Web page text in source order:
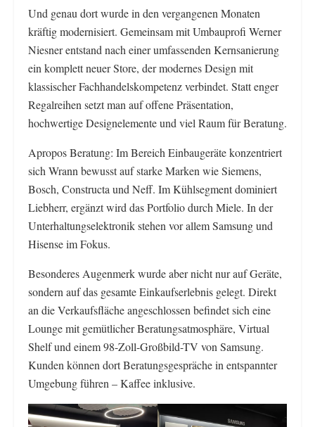
Und genau dort wurde in den vergangenen Monaten
kräftig modernisiert. Gemeinsam mit Umbauprofi Werner
Niesner entstand nach einer umfassenden Kernsanierung
ein komplett neuer Store, der modernes Design mit
klassischer Fachhandelskompetenz verbindet. Statt enger
Regalreihen setzt man auf offene Präsentation,
hochwertige Designelemente und viel Raum für Beratung.
Apropos Beratung: Im Bereich Einbaugeräte konzentriert
sich Wrann bewusst auf starke Marken wie Siemens,
Bosch, Constructa und Neff. Im Kühlsegment dominiert
Liebherr, ergänzt wird das Portfolio durch Miele. In der
Unterhaltungselektronik stehen vor allem Samsung und
Hisense im Fokus.
Besonderes Augenmerk wurde aber nicht nur auf Geräte,
sondern auf das gesamte Einkaufserlebnis gelegt. Direkt
an die Verkaufsfläche angeschlossen befindet sich eine
Lounge mit gemütlicher Beratungsatmosphäre, Virtual
Shelf und einem 98-Zoll-Großbild-TV von Samsung.
Kunden können dort Beratungsgespräche in entspannter
Umgebung führen – Kaffee inklusive.